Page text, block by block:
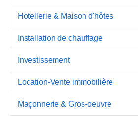
Hotellerie & Maison d'hôtes
Installation de chauffage
Investissement
Location-Vente immobilière
Maçonnerie & Gros-oeuvre